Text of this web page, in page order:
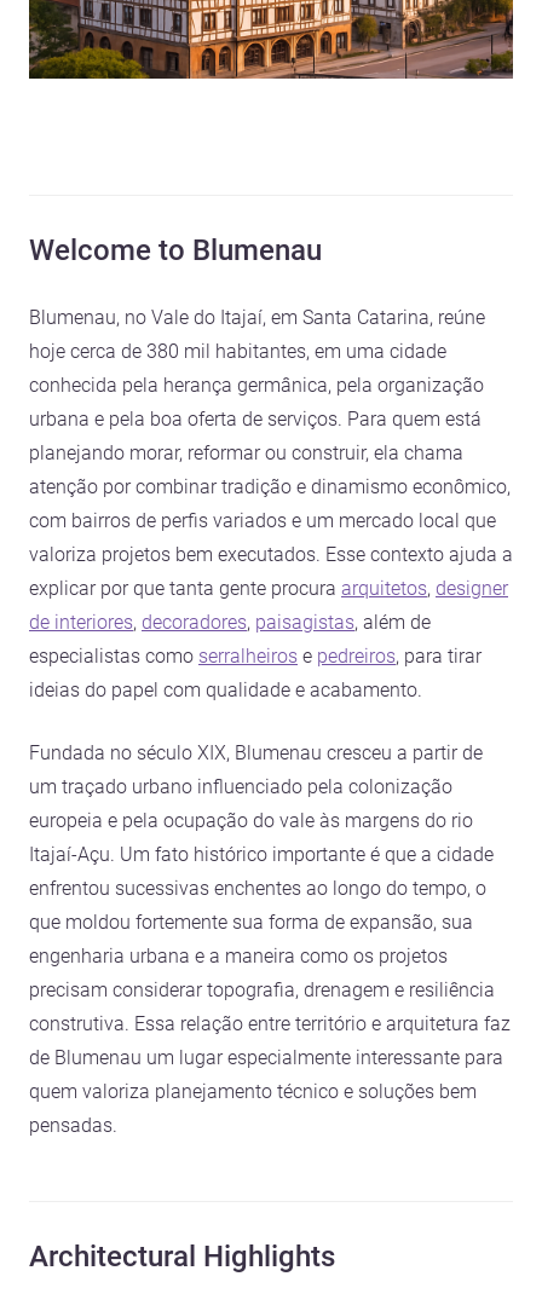
Welcome to Blumenau
Blumenau, no Vale do Itajaí, em Santa Catarina, reúne
hoje cerca de 380 mil habitantes, em uma cidade
conhecida pela herança germânica, pela organização
urbana e pela boa oferta de serviços. Para quem está
planejando morar, reformar ou construir, ela chama
atenção por combinar tradição e dinamismo econômico,
com bairros de perfis variados e um mercado local que
valoriza projetos bem executados. Esse contexto ajuda a
explicar por que tanta gente procura arquitetos, designer
de interiores, decoradores, paisagistas, além de
especialistas como serralheiros e pedreiros, para tirar
ideias do papel com qualidade e acabamento.
Fundada no século XIX, Blumenau cresceu a partir de
um traçado urbano influenciado pela colonização
europeia e pela ocupação do vale às margens do rio
Itajaí-Açu. Um fato histórico importante é que a cidade
enfrentou sucessivas enchentes ao longo do tempo, o
que moldou fortemente sua forma de expansão, sua
engenharia urbana e a maneira como os projetos
precisam considerar topografia, drenagem e resiliência
construtiva. Essa relação entre território e arquitetura faz
de Blumenau um lugar especialmente interessante para
quem valoriza planejamento técnico e soluções bem
pensadas.
Architectural Highlights